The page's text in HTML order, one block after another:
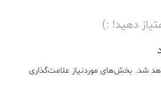
دهید! :)
شد. بخش‌های موردنیاز علامت‌گذاری